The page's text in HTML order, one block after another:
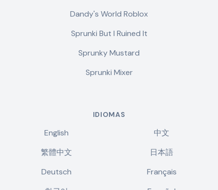
Dandy's World Roblox
Sprunki But I Ruined It
Sprunky Mustard
Sprunki Mixer
IDIOMAS
English
中文
繁體中文
日本語
Deutsch
Français